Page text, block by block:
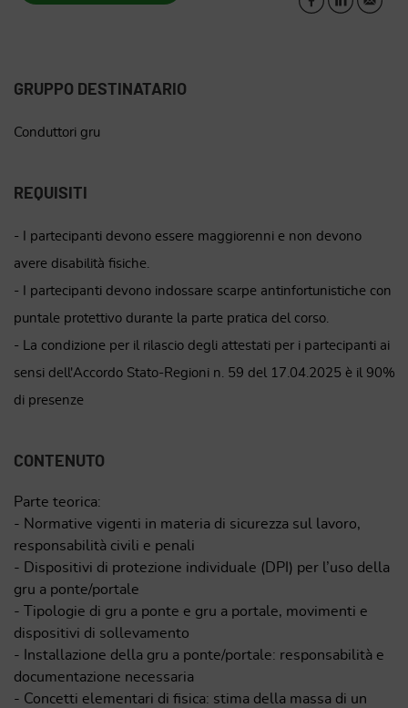
GRUPPO DESTINATARIO
Conduttori gru
REQUISITI
- I partecipanti devono essere maggiorenni e non devono
avere disabilità fisiche.
- I partecipanti devono indossare scarpe antinfortunistiche con
puntale protettivo durante la parte pratica del corso.
- La condizione per il rilascio degli attestati per i partecipanti ai
sensi dell'Accordo Stato-Regioni n. 59 del 17.04.2025 è il 90%
di presenze
CONTENUTO
Parte teorica:
- Normative vigenti in materia di sicurezza sul lavoro,
responsabilità civili e penali
- Dispositivi di protezione individuale (DPI) per l’uso della
gru a ponte/portale
- Tipologie di gru a ponte e gru a portale, movimenti e
dispositivi di sollevamento
- Installazione della gru a ponte/portale: responsabilità e
documentazione necessaria
- Concetti elementari di fisica: stima della massa di un